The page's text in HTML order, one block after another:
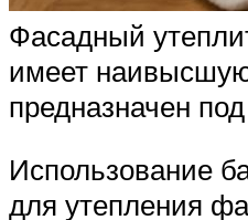
Фасадный
имеет
предназначен
Использование
для утепления